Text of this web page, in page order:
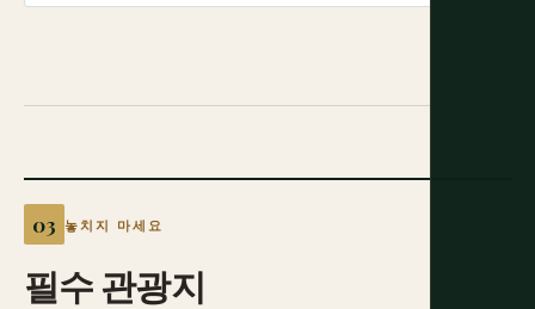
놓치지 마세요
필수 관광지